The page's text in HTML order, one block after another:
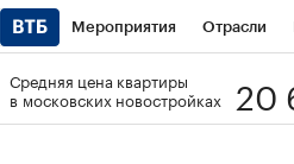
Мероприятия Отрасли
РБК РБК Образование
Средняя цена квартиры
в московских новостройках
20